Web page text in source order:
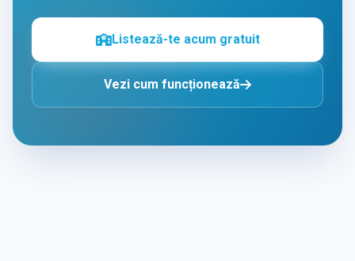
Listează-te acum gratuit
Vezi cum funcționează